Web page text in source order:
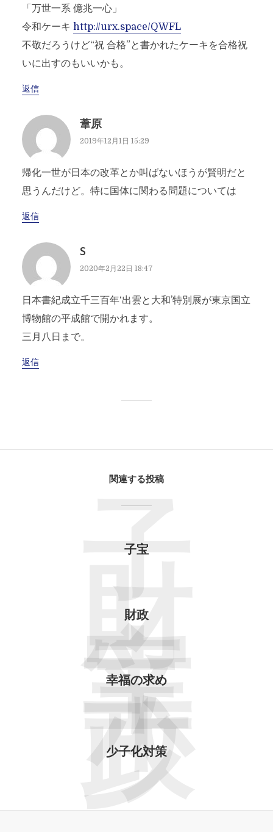
「万世一系 億兆一心」
令和ケーキ http://urx.space/QWFL
不敬だろうけど“祝 合格”と書かれたケーキを合格祝
いに出すのもいいかも。
返信
葦原
2019年12月1日 15:29
帰化一世が日本の改革とか叫ばないほうが賢明だと
思うんだけど。特に国体に関わる問題については
返信
S
2020年2月22日 18:47
日本書紀成立千三百年‘出雲と大和’特別展が東京国立
博物館の平成館で開かれます。
三月八日まで。
返信
関連する投稿
子宝
子
宝
財政
財
政
幸福の求め
幸
少子化対策
少